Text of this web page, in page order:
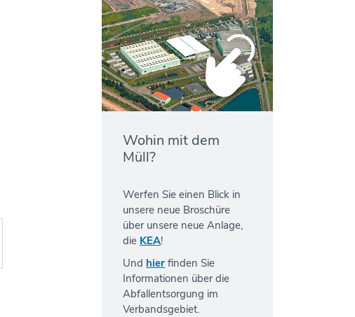
Wohin mit dem
Müll?
Werfen Sie einen Blick in
unsere neue Broschüre
über unsere neue Anlage,
die KEA!
Und hier finden Sie
Informationen über die
Abfallentsorgung im
Verbandsgebiet.